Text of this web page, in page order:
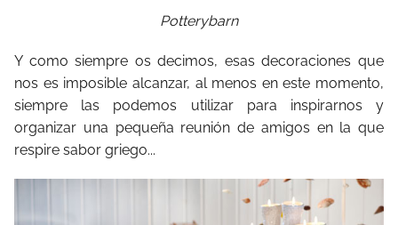
Potterybarn
Y como siempre os decimos, esas decoraciones que
nos es imposible alcanzar, al menos en este momento,
siempre las podemos utilizar para inspirarnos y
organizar una pequeña reunión de amigos en la que
respire sabor griego...